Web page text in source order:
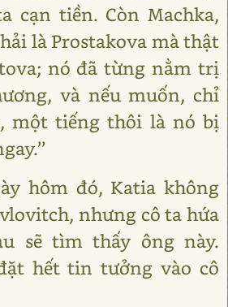
cạn tiền. Còn Machka,
là Prostakova mà thật
nó đã từng nằm trị
và nếu muốn, chỉ
một tiếng thôi là nó bị
hôm đó, Katia không
nhưng cô ta hứa
sẽ tìm thấy ông này.
hết tin tưởng vào cô